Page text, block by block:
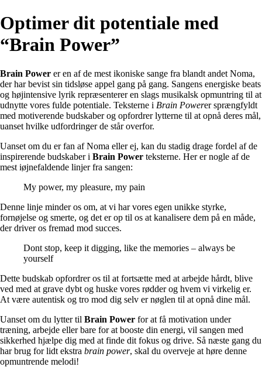
Optimer dit potentiale med
“Brain Power”
Brain Power er en af de mest ikoniske sange fra blandt andet Noma,
der har bevist sin tidsløse appel gang på gang. Sangens energiske beats
og højintensive lyrik repræsenterer en slags musikalsk opmuntring til at
udnytte vores fulde potentiale. Teksterne i Brain Powerer sprængfyldt
med motiverende budskaber og opfordrer lytterne til at opnå deres mål,
uanset hvilke udfordringer de står overfor.
Uanset om du er fan af Noma eller ej, kan du stadig drage fordel af de
inspirerende budskaber i Brain Power teksterne. Her er nogle af de
mest iøjnefaldende linjer fra sangen:
My power, my pleasure, my pain
Denne linje minder os om, at vi har vores egen unikke styrke,
fornøjelse og smerte, og det er op til os at kanalisere dem på en måde,
der driver os fremad mod succes.
Dont stop, keep it digging, like the memories – always be
yourself
Dette budskab opfordrer os til at fortsætte med at arbejde hårdt, blive
ved med at grave dybt og huske vores rødder og hvem vi virkelig er.
At være autentisk og tro mod dig selv er nøglen til at opnå dine mål.
Uanset om du lytter til Brain Power for at få motivation under
træning, arbejde eller bare for at booste din energi, vil sangen med
sikkerhed hjælpe dig med at finde dit fokus og drive. Så næste gang du
har brug for lidt ekstra brain power, skal du overveje at høre denne
opmuntrende melodi!